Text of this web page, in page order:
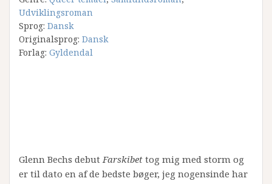
Udviklingsroman
Sprog: Dansk
Originalsprog: Dansk
Forlag: Gyldendal
Glenn Bechs debut Farskibet tog mig med storm og
er til dato en af de bedste bøger, jeg nogensinde har